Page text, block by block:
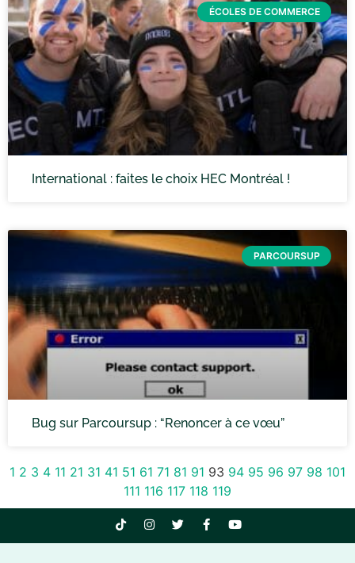
ÉCOLES DE COMMERCE
International : faites le choix HEC Montréal !
PARCOURSUP
Bug sur Parcoursup : “Renoncer à ce vœu”
1 2 3 4 11 21 31 41 51 61 71 81 91 93 94 95 96 97 98 101
111 116 117 118 119